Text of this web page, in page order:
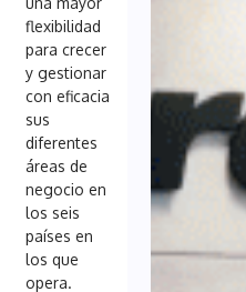
flexibilidad
para crecer
y gestionar
con eficacia
sus
diferentes
áreas de
negocio en
los seis
países en
los que
opera.